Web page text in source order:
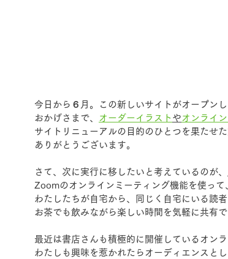
今日から６月。この新しいサイトがオープン
おかげさまで、 オーダーイラスト やオンライ
サイトリニューアルの目的のひとつを果たせ
ありがとうございます。
さて、次に実行に移したいと考えているのが、
Zoomのオンラインミーティング機能を使って
わたしたちが自宅から、同じく自宅にいる読者
お茶でも飲みながら楽しい時間を気軽に共有
最近は書店さんも積極的に開催しているオン
わたしも興味を惹かれたらオーディエンスと